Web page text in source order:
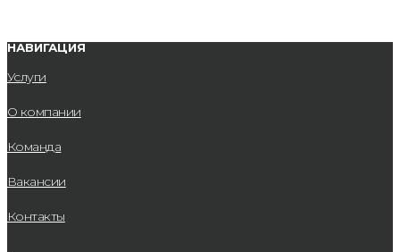
НАВИГАЦИЯ
Услуги
О компании
Команда
Вакансии
Контакты